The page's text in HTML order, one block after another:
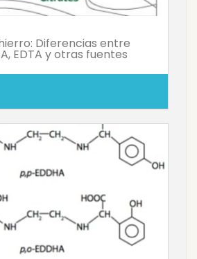
Diferencias entre
EDTA y otras fuentes